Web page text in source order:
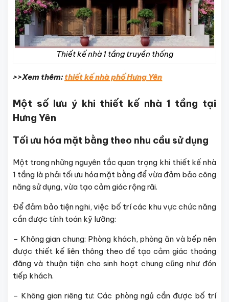
Thiết kế nhà 1 tầng truyền thống
>>Xem thêm: thiết kế nhà phố Hưng Yên
Một số lưu ý khi thiết kế nhà 1 tầng tại
Hưng Yên
Tối ưu hóa mặt bằng theo nhu cầu sử dụng
Một trong những nguyên tắc quan trọng khi thiết kế nhà
1 tầng là phải tối ưu hóa mặt bằng để vừa đảm bảo công
năng sử dụng, vừa tạo cảm giác rộng rãi.
Để đảm bảo tiện nghi, việc bố trí các khu vực chức năng
cần được tính toán kỹ lưỡng:
– Không gian chung: Phòng khách, phòng ăn và bếp nên
được thiết kế liên thông theo để tạo cảm giác thoáng
đãng và thuận tiện cho sinh hoạt chung cũng như đón
tiếp khách.
– Không gian riêng tư: Các phòng ngủ cần được bố trí